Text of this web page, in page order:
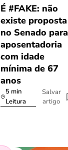
É #FAKE: não
existe proposta
no Senado para
aposentadoria
com idade
mínima de 67
anos
5 min
Leitura
Salvar
artigo